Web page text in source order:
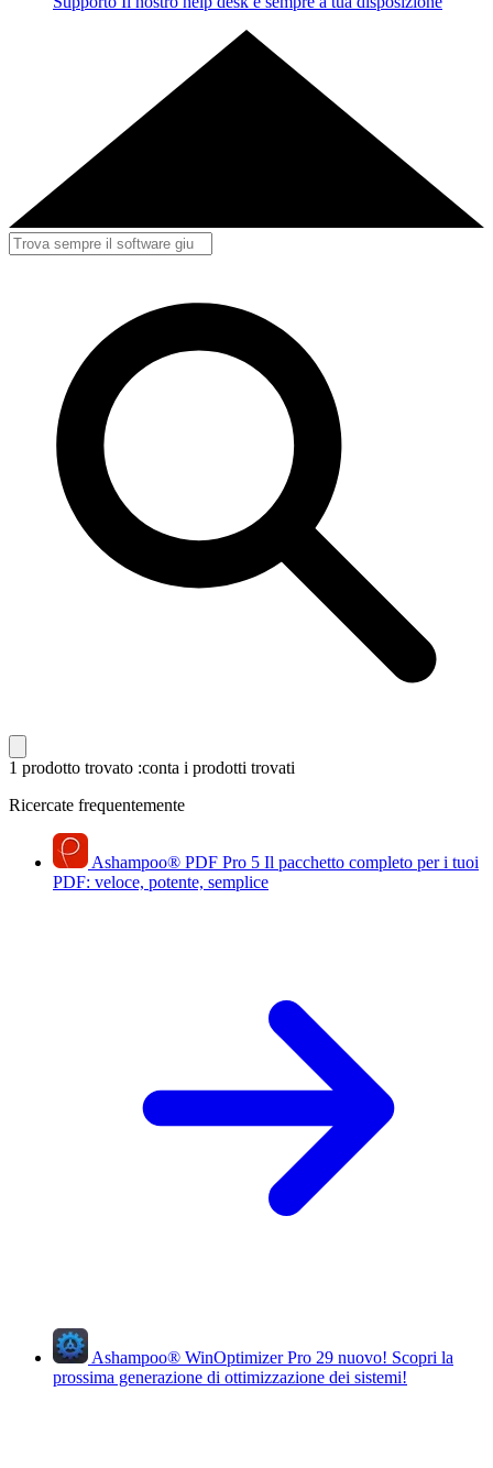
1 prodotto trovato :conta i prodotti trovati
Ricercate frequentemente
Ashampoo® PDF Pro 5 Il pacchetto completo per i tuoi
PDF: veloce, potente, semplice
Ashampoo® WinOptimizer Pro 29 nuovo! Scopri la
prossima generazione di ottimizzazione dei sistemi!